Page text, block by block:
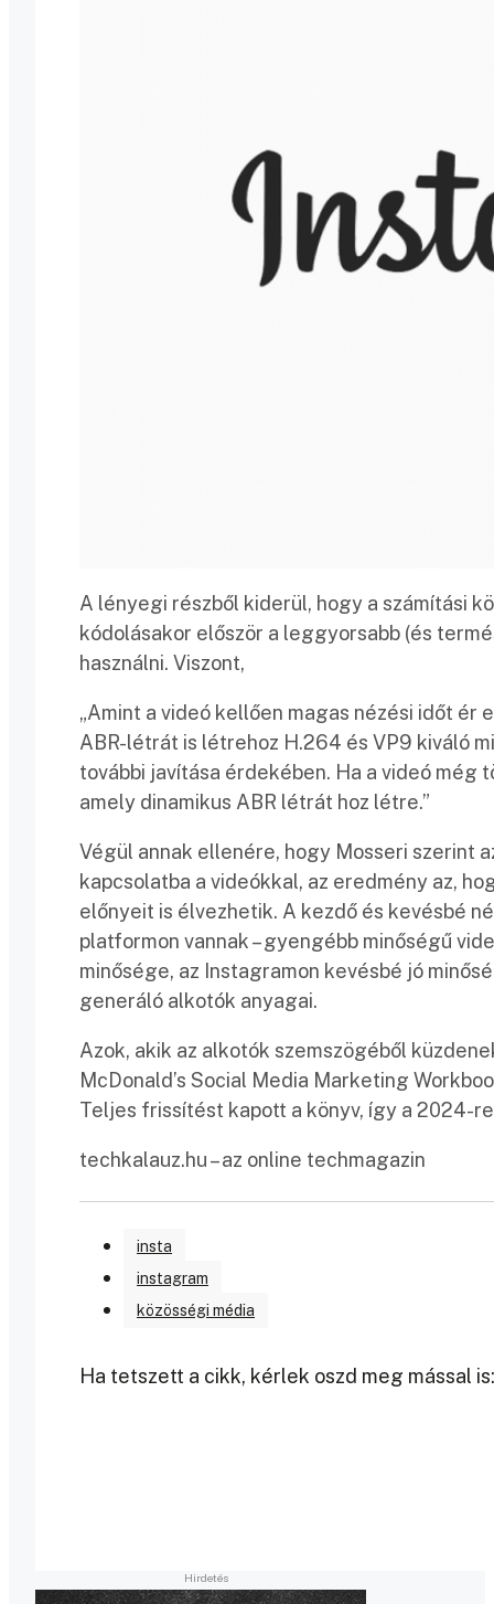
A lényegi részből kiderül, hogy a számítási
kódolásakor először a leggyorsabb (és
használni. Viszont,
„Amint a videó kellően magas nézési időt
ABR-létrát is létrehoz H.264 és VP9 kiváló
további javítása érdekében. Ha a videó
amely dinamikus ABR létrát hoz létre.”
Végül annak ellenére, hogy Mosseri szerint
kapcsolatba a videókkal, az eredmény az,
előnyeit is élvezhetik. A kezdő és kevésbé
platformon vannak – gyengébb minőségű
minősége, az Instagramon kevésbé jó
generáló alkotók anyagai.
Azok, akik az alkotók szemszögéből
McDonald’s Social Media Marketing
Teljes frissítést kapott a könyv, így a 2024-
techkalauz.hu – az online techmagazin
insta
instagram
közösségi média
Ha tetszett a cikk, kérlek oszd meg mással is: